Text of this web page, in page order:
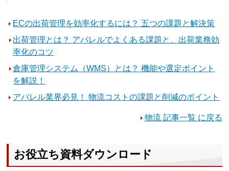
ECの出荷管理を効率化するには？ 五つの課題と解決策
出荷管理とは？ アパレルでよくある課題と、出荷業務効
率化のコツ
倉庫管理システム（WMS）とは？ 機能や選定ポイント
を解説！
アパレル業界必見！ 物流コストの課題と削減のポイント
物流 記事一覧 に戻る
お役立ち資料ダウンロード